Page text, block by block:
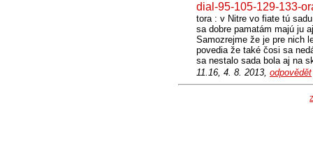
dial-95-105-129-133-
tora : v Nitre vo fiate tú
sa dobre pamatám majú ju
Samozrejme že je pre nich
povedia že také čosi sa
sa nestalo sada bola aj na
11.16, 4. 8. 2013, odpovědět